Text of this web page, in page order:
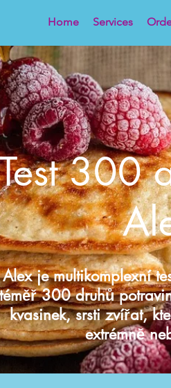
Home Services
Test 300
Alex je multikomplexní
téměř 300 druhů
kvasinek, srsti zvířat,
extrémně